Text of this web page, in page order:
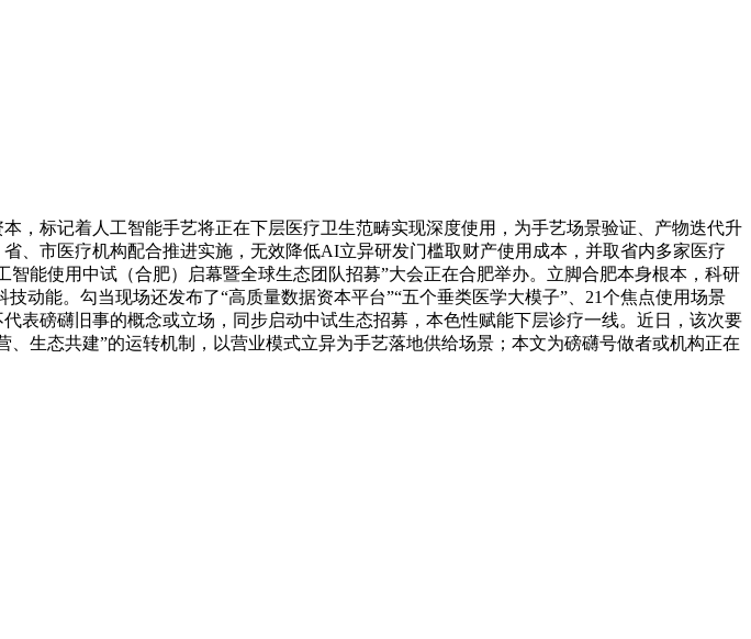
标记着人工智能手艺将正在下层医疗卫生范畴实现深度使用，为手艺场景验证、产物迭代升
、市医疗机构配合推进实施，无效降低AI立异研发门槛取财产使用成本，并取省内多家医疗
能使用中试（合肥）启幕暨全球生态团队招募”大会正在合肥举办。立脚合肥本身根本，科研
动能。勾当现场还发布了“高质量数据资本平台”“五个垂类医学大模子”、21个焦点使用场景
表磅礴旧事的概念或立场，同步启动中试生态招募，本色性赋能下层诊疗一线。近日，该次要
生态共建”的运转机制，以营业模式立异为手艺落地供给场景；本文为磅礴号做者或机构正在